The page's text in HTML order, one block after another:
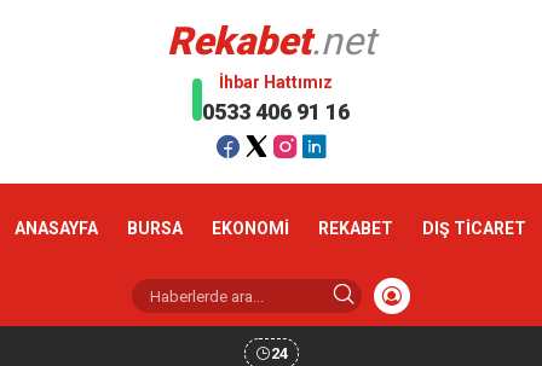
Rekabet.net
İhbar Hattımız
0533 406 91 16
ANASAYFA BURSA EKONOMİ REKABET DIŞ TİCARET
24